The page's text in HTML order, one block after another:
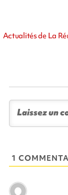
Actualités de La
1